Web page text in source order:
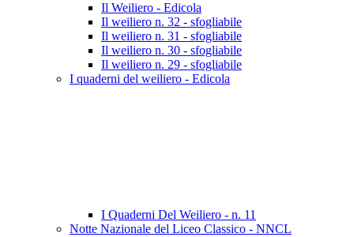
Il Weiliero - Edicola
Il weiliero n. 32 - sfogliabile
Il weiliero n. 31 - sfogliabile
Il weiliero n. 30 - sfogliabile
Il weiliero n. 29 - sfogliabile
I quaderni del weiliero - Edicola
I Quaderni Del Weiliero - n. 11
Notte Nazionale del Liceo Classico - NNCL